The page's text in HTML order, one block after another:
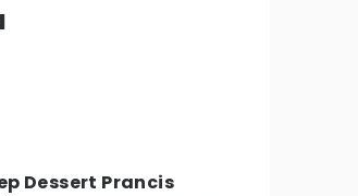
Dessert Prancis